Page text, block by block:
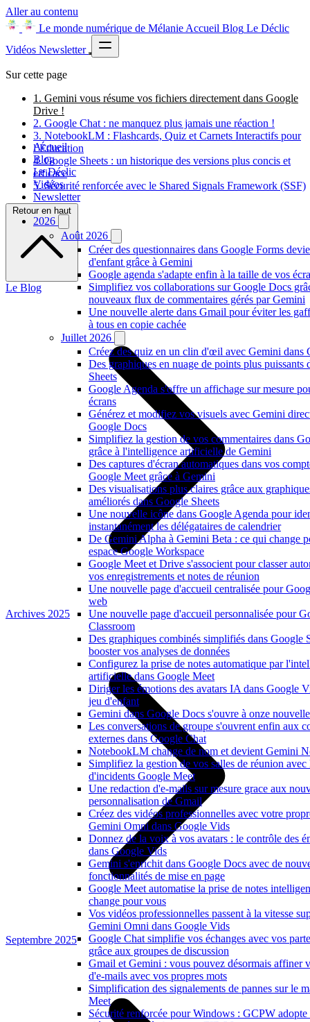
Aller au contenu
Le monde numérique de Mélanie Accueil Blog Le Déclic
Vidéos Newsletter
Accueil
Blog
Le Déclic
Vidéos
Newsletter
2026
Août 2026
Créer des questionnaires dans Google Forms
d'enfant grâce à Gemini
Google agenda s'adapte enfin à la taille de vos
Simplifiez vos collaborations sur Google Docs
nouveaux flux de commentaires gérés par Gemini
Une nouvelle alerte dans Gmail pour éviter les
à tous en copie cachée
Juillet 2026
Créez des quiz en un clin d'œil avec Gemini dans
Des graphiques en nuage de points plus puissants
Sheets
Google Agenda s'offre un affichage sur mesure
écrans
Générez et modifiez vos visuels avec Gemini
Google Docs
Simplifiez la gestion de vos commentaires dans
grâce à l'intelligence artificielle de Gemini
Des captures d'écran automatiques dans vos
Google Meet grâce à Gemini
Des visualisations plus claires grâce aux
améliorés dans Google Sheets
Une nouvelle icône dans Google Agenda pour
instantanément les délégataires de calendrier
De Gemini Alpha à Gemini Beta : ce qui change
espace Google Workspace
Google Meet et Drive s'associent pour classer
vos enregistrements et notes de réunion
Une nouvelle page d'accueil centralisée pour
web
Une nouvelle page d'accueil personnalisée pour
Classroom
Des graphiques combinés simplifiés dans Google
booster vos analyses de données
Configurez la prise de notes automatique par
artificielle dans Google Meet
Diriger les émotions des avatars IA dans Google
jeu d'enfant
Gemini dans Google Docs s'ouvre à onze
Les conversations de groupe s'ouvrent enfin aux
externes dans Google Chat
NotebookLM change de nom et devient Gemini
Simplifiez la gestion de vos salles de réunion avec
d'incidents Google Meet
Une redaction d'e-mails sur mesure grace aux
personnalisation de Gmail
Créez des vidéos professionnelles avec votre
Gemini Omni dans Google Vids
Donnez de la voix à vos avatars : le contrôle des
dans Google Vids
Gemini s'enrichit dans Google Docs avec de
fonctionnalités de mise en page
Google Meet automatise la prise de notes
change pour vous
Vos vidéos professionnelles passent à la vitesse
Gemini Omni dans Google Vids
Google Chat simplifie vos échanges avec vos
grâce aux groupes de discussion
Gmail et Gemini : vous pouvez désormais affiner
d'e-mails avec vos propres mots
Simplification des signalements de pannes sur le
Meet
Sécurité renforcée pour Windows : GCPW adopte
Sur cette page
1. Gemini vous résume vos fichiers directement dans Google
Drive !
2. Google Chat : ne manquez plus jamais une réaction !
3. NotebookLM : Flashcards, Quiz et Carnets Interactifs pour
l’Éducation
4. Google Sheets : un historique des versions plus concis et
efficace
5. Sécurité renforcée avec le Shared Signals Framework (SSF)
Retour en haut
Le Blog
Archives 2025
Septembre 2025